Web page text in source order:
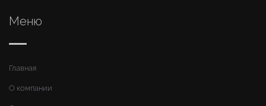
Меню
Главная
О компании